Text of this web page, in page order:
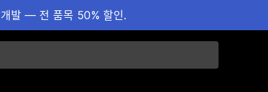
개발 — 전 품목 50% 할인.